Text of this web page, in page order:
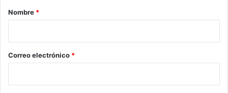
r
*
Nombre *
Correo electrónico *